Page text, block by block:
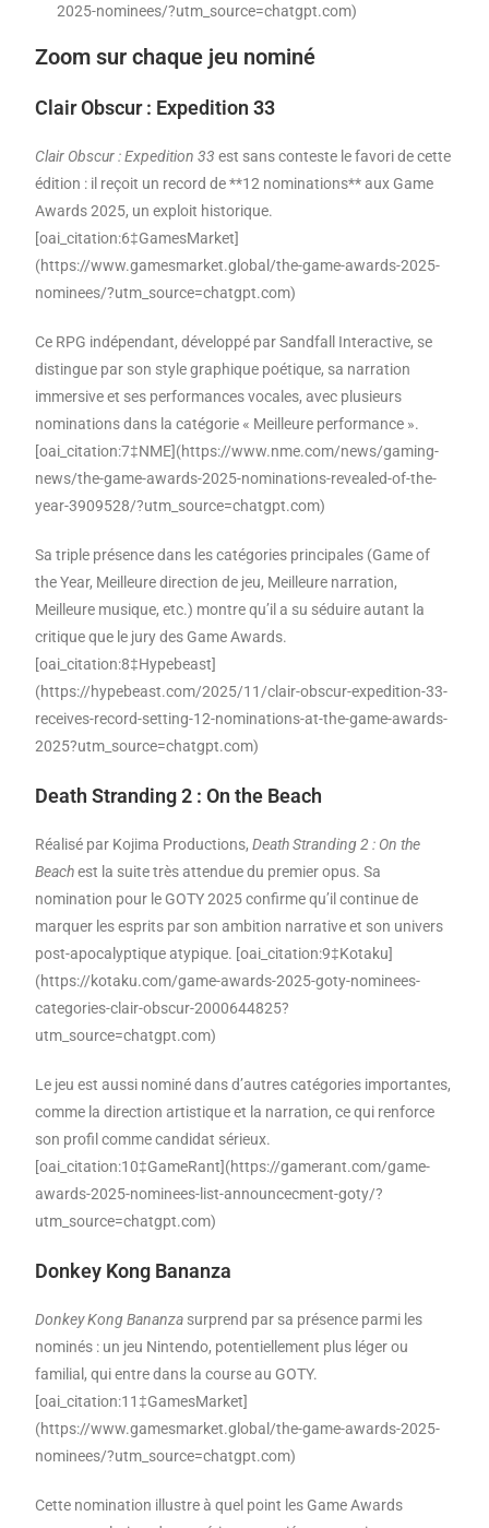
2025-nominees/?utm_source=chatgpt.com)
Zoom sur chaque jeu nominé
Clair Obscur : Expedition 33
Clair Obscur : Expedition 33 est sans conteste le favori de cette
édition : il reçoit un record de **12 nominations** aux Game
Awards 2025, un exploit historique.
[oai_citation:6‡GamesMarket]
(https://www.gamesmarket.global/the-game-awards-2025-
nominees/?utm_source=chatgpt.com)
Ce RPG indépendant, développé par Sandfall Interactive, se
distingue par son style graphique poétique, sa narration
immersive et ses performances vocales, avec plusieurs
nominations dans la catégorie « Meilleure performance ».
[oai_citation:7‡NME](https://www.nme.com/news/gaming-
news/the-game-awards-2025-nominations-revealed-of-the-
year-3909528/?utm_source=chatgpt.com)
Sa triple présence dans les catégories principales (Game of
the Year, Meilleure direction de jeu, Meilleure narration,
Meilleure musique, etc.) montre qu’il a su séduire autant la
critique que le jury des Game Awards.
[oai_citation:8‡Hypebeast]
(https://hypebeast.com/2025/11/clair-obscur-expedition-33-
receives-record-setting-12-nominations-at-the-game-awards-
2025?utm_source=chatgpt.com)
Death Stranding 2 : On the Beach
Réalisé par Kojima Productions,Death Stranding 2 : On the
Beachest la suite très attendue du premier opus. Sa
nomination pour le GOTY 2025 confirme qu’il continue de
marquer les esprits par son ambition narrative et son univers
post-apocalyptique atypique. [oai_citation:9‡Kotaku]
(https://kotaku.com/game-awards-2025-goty-nominees-
categories-clair-obscur-2000644825?
utm_source=chatgpt.com)
Le jeu est aussi nominé dans d’autres catégories importantes,
comme la direction artistique et la narration, ce qui renforce
son profil comme candidat sérieux.
[oai_citation:10‡GameRant](https://gamerant.com/game-
awards-2025-nominees-list-announcecment-goty/?
utm_source=chatgpt.com)
Donkey Kong Bananza
Donkey Kong Bananza surprend par sa présence parmi les
nominés : un jeu Nintendo, potentiellement plus léger ou
familial, qui entre dans la course au GOTY.
[oai_citation:11‡GamesMarket]
(https://www.gamesmarket.global/the-game-awards-2025-
nominees/?utm_source=chatgpt.com)
Cette nomination illustre à quel point les Game Awards